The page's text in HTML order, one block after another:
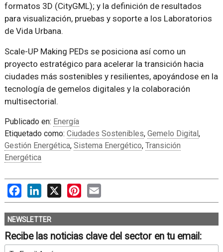
formatos 3D (CityGML); y la definición de resultados
para visualización, pruebas y soporte a los Laboratorios
de Vida Urbana.
Scale-UP Making PEDs se posiciona así como un
proyecto estratégico para acelerar la transición hacia
ciudades más sostenibles y resilientes, apoyándose en la
tecnología de gemelos digitales y la colaboración
multisectorial.
Publicado en: Energía
Etiquetado como: Ciudades Sostenibles, Gemelo Digital,
Gestión Energética, Sistema Energético, Transición
Energética
FacebookLinkedIn
X PinterestEmail
NEWSLETTER
Recibe las noticias clave del sector en tu email: